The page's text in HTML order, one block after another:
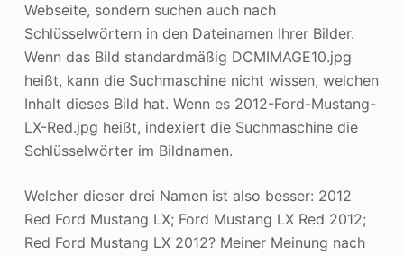
Webseite, sondern suchen auch nach
Schlüsselwörtern in den Dateinamen Ihrer Bilder.
Wenn das Bild standardmäßig DCMIMAGE10.jpg
heißt, kann die Suchmaschine nicht wissen, welchen
Inhalt dieses Bild hat. Wenn es 2012-Ford-Mustang-
LX-Red.jpg heißt, indexiert die Suchmaschine die
Schlüsselwörter im Bildnamen.
Welcher dieser drei Namen ist also besser: 2012
Red Ford Mustang LX; Ford Mustang LX Red 2012;
Red Ford Mustang LX 2012? Meiner Meinung nach